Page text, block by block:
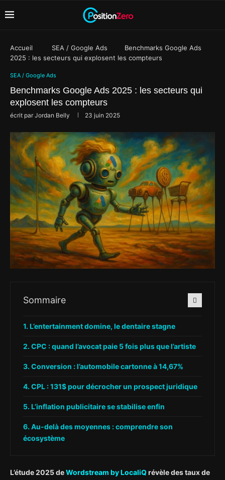
Accueil SEA / Google Ads
Benchmarks Google Ads
2025 : les secteurs qui explosent les compteurs
SEA / Google Ads
Benchmarks Google Ads 2025 : les secteurs qui
explosent les compteurs
écrit parJordan Belly 23 juin 2025
Sommaire
L’entertainment domine, le dentaire stagne
CPC : quand l’avocat paie 5 fois plus que l’artiste
Conversion : l’automobile cartonne à 14,67%
CPL : 131$ pour décrocher un prospect juridique
L’inflation publicitaire se stabilise enfin
Au-delà des moyennes : comprendre son
écosystème
L’étude 2025 deWordstream by LocaliQrévèle des taux de